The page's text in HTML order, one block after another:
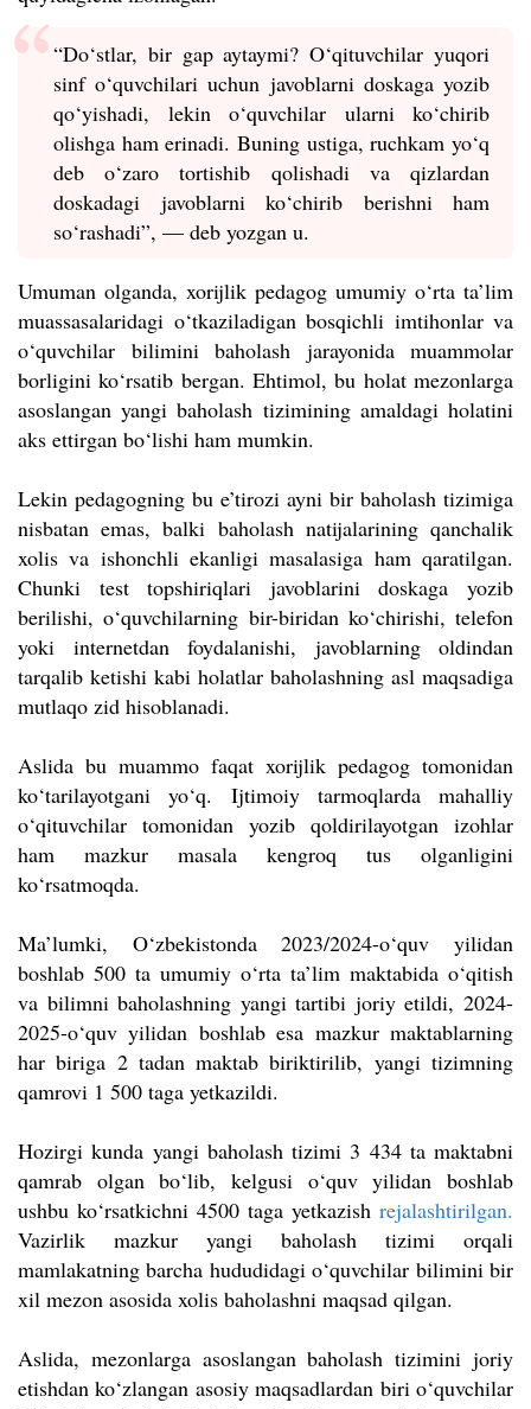
“Do‘stlar, bir gap aytaymi? O‘qituvchilar yuqori
sinf o‘quvchilari uchun javoblarni doskaga yozib
qo‘yishadi, lekin o‘quvchilar ularni ko‘chirib
olishga ham erinadi. Buning ustiga, ruchkam yo‘q
deb o‘zaro tortishib qolishadi va qizlardan
doskadagi javoblarni ko‘chirib berishni ham
so‘rashadi”, — deb yozgan u.
Umuman olganda, xorijlik pedagog umumiy o‘rta ta’lim
muassasalaridagi o‘tkaziladigan bosqichli imtihonlar va
o‘quvchilar bilimini baholash jarayonida muammolar
borligini ko‘rsatib bergan. Ehtimol, bu holatmezonlarga
asoslangan yangi baholash tizimining amaldagi holatini
aks ettirgan bo‘lishi ham mumkin.
Lekin pedagogning bu e’tirozi ayni bir baholash tizimiga
nisbatan emas, balki baholash natijalarining qanchalik
xolis va ishonchli ekanligi masalasiga ham qaratilgan.
Chunki test topshiriqlari javoblarini doskaga yozib
berilishi, o‘quvchilarning bir-biridan ko‘chirishi, telefon
yoki internetdan foydalanishi, javoblarning oldindan
tarqalib ketishi kabi holatlar baholashning asl maqsadiga
mutlaqo zid hisoblanadi.
Aslida bu muammo faqat xorijlik pedagog tomonidan
ko‘tarilayotgani yo‘q. Ijtimoiy tarmoqlarda mahalliy
o‘qituvchilar tomonidan yozib qoldirilayotgan izohlar
ham mazkur masala kengroq tus olganligini
ko‘rsatmoqda.
Ma’lumki, O‘zbekistonda 2023/2024-o‘quv yilidan
boshlab 500 ta umumiy o‘rta ta’lim maktabida o‘qitish
va bilimni baholashning yangi tartibi joriy etildi, 2024-
2025-o‘quv yilidan boshlab esa mazkur maktablarning
har biriga 2 tadan maktab biriktirilib, yangi tizimning
qamrovi 1 500 taga yetkazildi.
Hozirgi kunda yangi baholash tizimi 3 434 ta maktabni
qamrab olgan bo‘lib, kelgusi o‘quv yilidan boshlab
ushbu ko‘rsatkichni 4500 taga yetkazish rejalashtirilgan.
Vazirlik mazkur yangi baholash tizimi orqali
mamlakatning barcha hududidagi o‘quvchilar bilimini bir
xil mezon asosida xolis baholashni maqsad qilgan.
Aslida, mezonlarga asoslangan baholash tizimini joriy
etishdan ko‘zlangan asosiy maqsadlardan biri o‘quvchilar